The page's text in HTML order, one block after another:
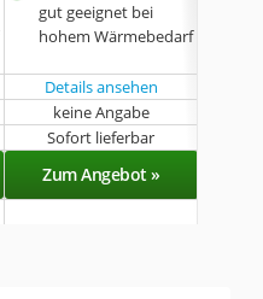
gut geeignet bei
hohem Wärmebedarf
Details ansehen
keine Angabe
Sofort lieferbar
Zum Angebot »